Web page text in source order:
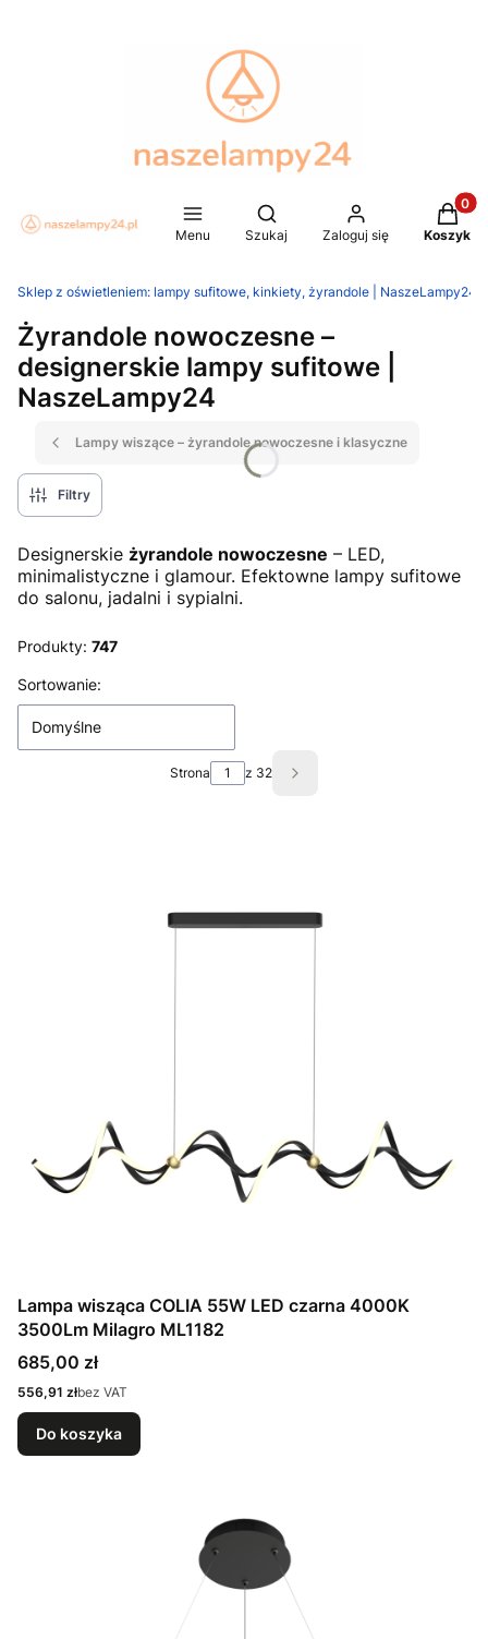
Menu
Otwórz wyszukiwarkę
Szukaj Zaloguj się Koszyk
Sklep z oświetleniem: lampy sufitowe, kinkiety, żyrandole |
Żyrandole nowoczesne –
designerskie lampy sufitowe |
NaszeLampy24
Lampy wiszące – żyrandole nowoczesne i klasyczne
Filtry
Designerskie żyrandole nowoczesne – LED,
minimalistyczne i glamour. Efektowne lampy sufitowe
do salonu, jadalni i sypialni.
Produkty: 747
Lista produktów
Sortowanie:
Domyślne
Strona z 32 Następne produkty
Lampa wisząca COLIA 55W LED czarna 4000K
3500Lm Milagro ML1182
Cena
685,00 zł
Cena
556,91 złbez VAT
Do koszyka